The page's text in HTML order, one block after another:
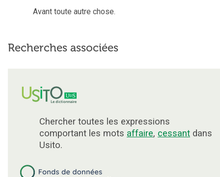
Avant toute autre chose.
Recherches associées
Chercher toutes les expressions
comportant les mots affaire, cessant dans
Usito.